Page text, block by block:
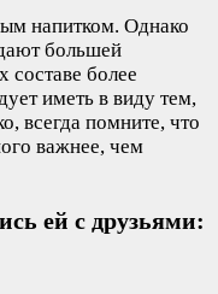
напитком. Однако
большей
составе более
иметь в виду тем,
всегда помните, что
важнее, чем
ей с друзьями: